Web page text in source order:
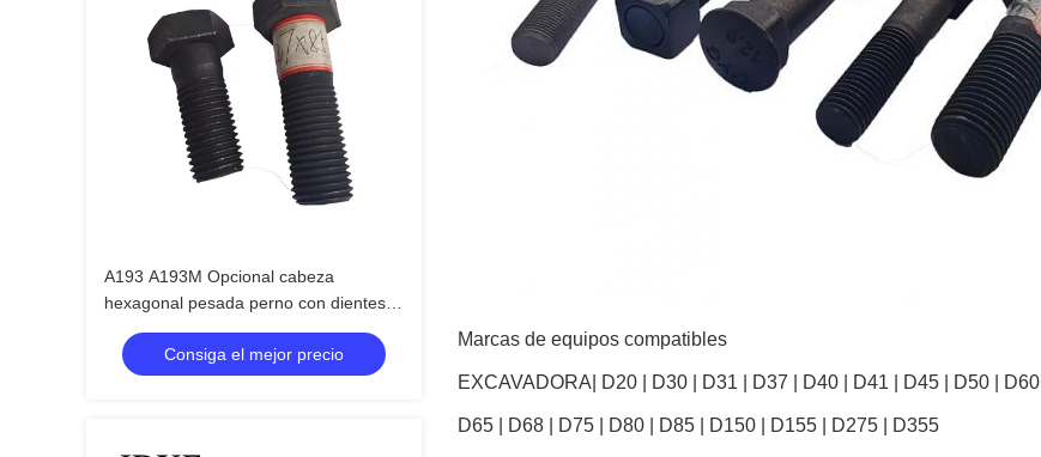
A193 A193M Opcional cabeza
hexagonal pesada perno con dientes
completos y opciones de dientes
medios
Consiga el mejor precio
Marcas de equipos compatibles
EXCAVADORA | D20 | D30 | D31 | D37 | D40 | D41 | D45 | D50 | D60
D65 | D68 | D75 | D80 | D85 | D150 | D155 | D275 | D355